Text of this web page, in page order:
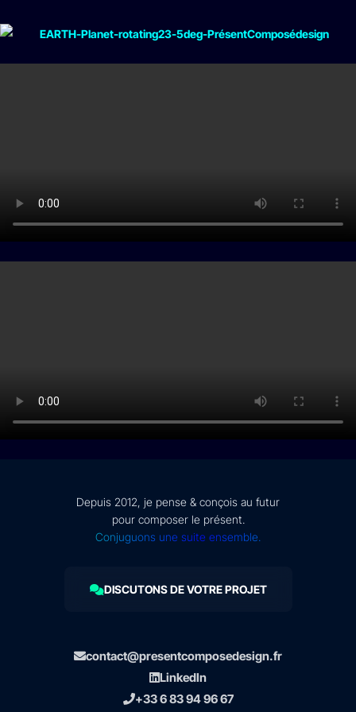
Depuis 2012, je pense & conçois au futur
pour composer le présent.
Conjuguons une suite ensemble.
DISCUTONS DE VOTRE PROJET
contact@presentcomposedesign.fr
LinkedIn
+33 6 83 94 96 67